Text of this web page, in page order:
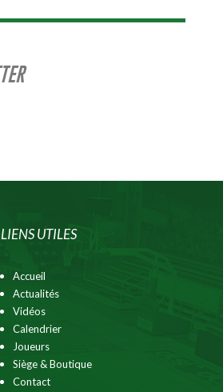
LIENS UTILES
Accueil
Actualités
Vidéos
Calendrier
Joueurs
Siège & Boutique
Contact